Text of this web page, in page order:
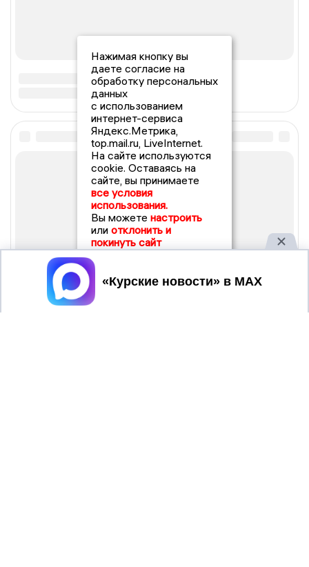
Нажимая кнопку вы
даете согласие на
обработку персональных
данных
с использованием
интернет-сервиса
Яндекс.Метрика,
top.mail.ru, LiveInternet.
На сайте используются
cookie. Оставаясь на
сайте, вы принимаете
все условия
использования.
Вы можете настроить
или отклонить и
покинуть сайт
Принять